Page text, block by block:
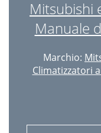
Mitsubishi
Manuale
Marchio:
Climatizzatori